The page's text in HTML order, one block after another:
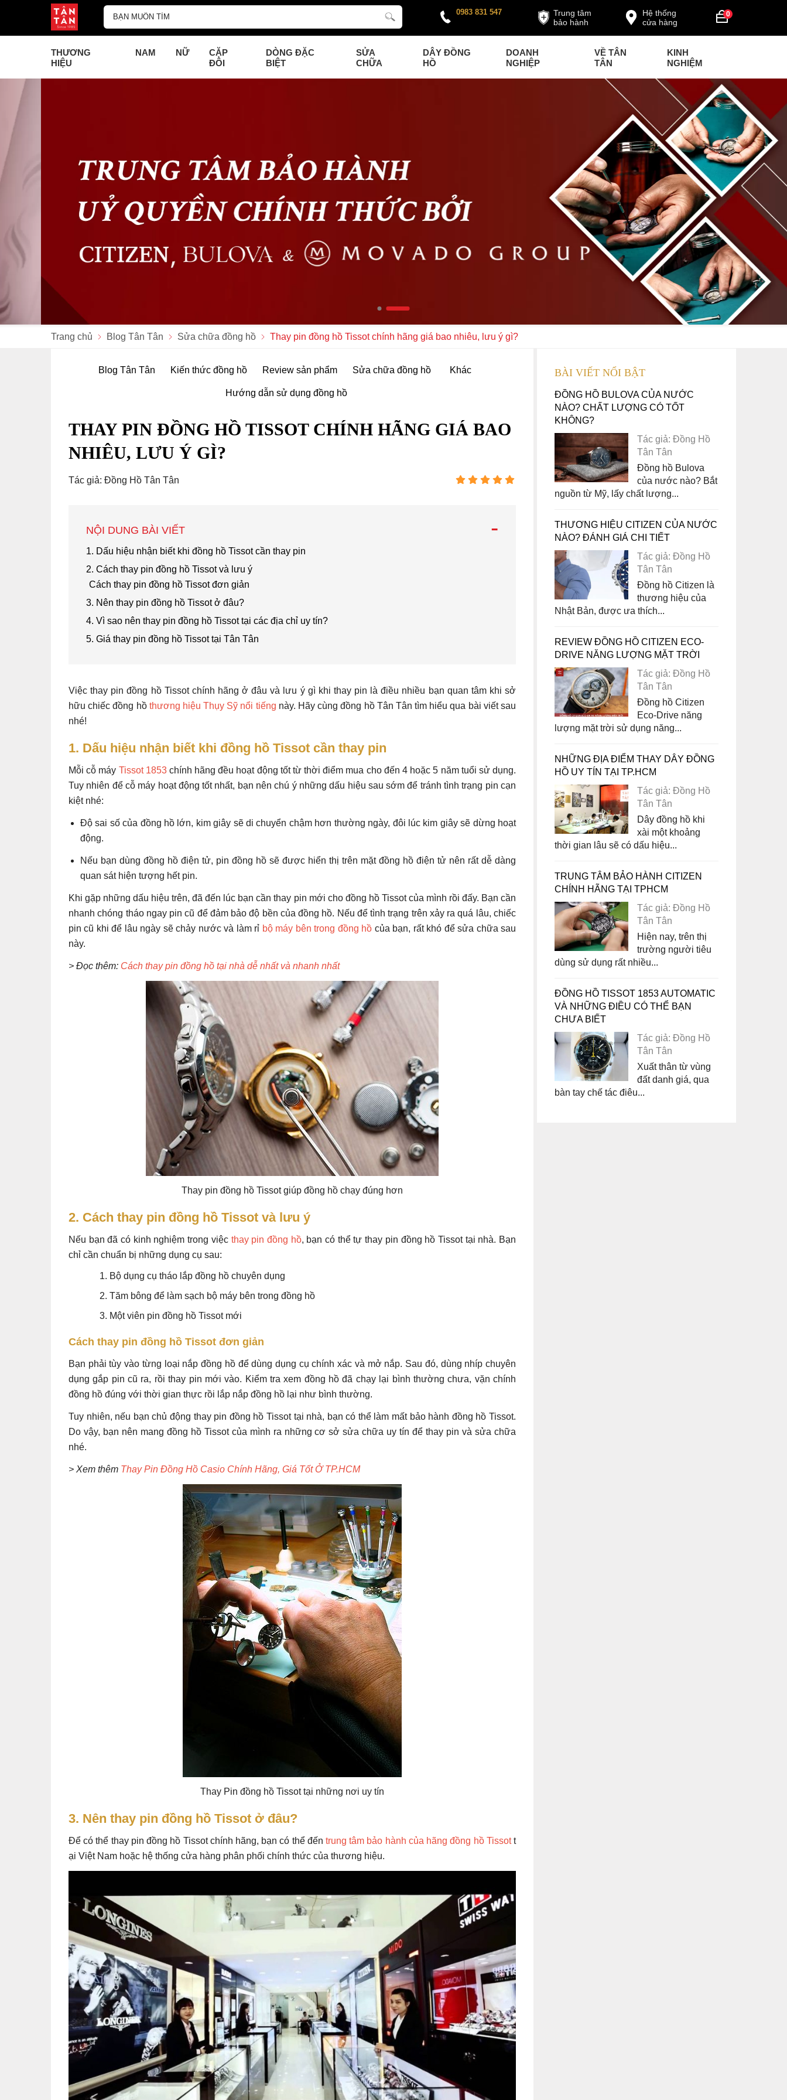
0
Hệ thống
cửa hàng
Trung tâm
bảo hành
0983 831 547
THƯƠNG
HIỆU
NAM NỮ
CẶP
ĐÔI
DÒNG ĐẶC
BIỆT
SỬA
CHỮA
DÂY ĐỒNG
HỒ
DOANH
NGHIỆP
VỀ TÂN
TÂN
KINH
NGHIỆM
Trang chủ Blog Tân Tân Sửa chữa đồng hồ Thay pin đồng hồ Tissot chính hãng giá bao nhiêu, lưu ý gì?
Blog Tân Tân Kiến thức đồng hồ Review sản phẩm Sửa chữa đồng hồ Khác
Hướng dẫn sử dụng đồng hồ
THAY PIN ĐỒNG HỒ TISSOT CHÍNH HÃNG GIÁ BAO
NHIÊU, LƯU Ý GÌ?
Tác giả: Đồng Hồ Tân Tân
-
NỘI DUNG BÀI VIẾT
1. Dấu hiệu nhận biết khi đồng hồ Tissot cần thay pin
2. Cách thay pin đồng hồ Tissot và lưu ý
Cách thay pin đồng hồ Tissot đơn giản
3. Nên thay pin đồng hồ Tissot ở đâu?
4. Vì sao nên thay pin đồng hồ Tissot tại các địa chỉ uy tín?
5. Giá thay pin đồng hồ Tissot tại Tân Tân
Việc thay pin đồng hồ Tissot chính hãng ở đâu và lưu ý gì khi thay pin là điều nhiều bạn quan tâm khi sở
hữu chiếc đồng hồ thương hiệu Thụy Sỹ nổi tiếng này. Hãy cùng đồng hồ Tân Tân tìm hiểu qua bài viết sau
nhé!
1. Dấu hiệu nhận biết khi đồng hồ Tissot cần thay pin
Mỗi cỗ máy Tissot 1853chính hãng đều hoạt động tốt từ thời điểm mua cho đến 4 hoặc 5 năm tuổi sử dụng.
Tuy nhiên để cỗ máy hoạt động tốt nhất, bạn nên chú ý những dấu hiệu sau sớm để tránh tình trạng pin cạn
kiệt nhé:
Độ sai số của đồng hồ lớn, kim giây sẽ di chuyển chậm hơn thường ngày, đôi lúc kim giây sẽ dừng hoạt
động.
Nếu bạn dùng đồng hồ điện tử, pin đồng hồ sẽ được hiển thị trên mặt đồng hồ điện tử nên rất dễ dàng
quan sát hiện tượng hết pin.
Khi gặp những dấu hiệu trên, đã đến lúc bạn cần thay pin mới cho đồng hồ Tissot của mình rồi đấy. Bạn cần
nhanh chóng tháo ngay pin cũ để đảm bảo độ bền của đồng hồ. Nếu để tình trạng trên xảy ra quá lâu, chiếc
pin cũ khi để lâu ngày sẽ chảy nước và làm rỉ bộ máy bên trong đồng hồ của bạn, rất khó để sửa chữa sau
này.
> Đọc thêm: Cách thay pin đồng hồ tại nhà dễ nhất và nhanh nhất
Thay pin đồng hồ Tissot giúp đồng hồ chạy đúng hơn
2. Cách thay pin đồng hồ Tissot và lưu ý
Nếu bạn đã có kinh nghiệm trong việc thay pin đồng hồ, bạn có thể tự thay pin đồng hồ Tissot tại nhà. Bạn
chỉ cần chuẩn bị những dụng cụ sau:
Bộ dụng cụ tháo lắp đồng hồ chuyên dụng
Tăm bông để làm sạch bộ máy bên trong đồng hồ
Một viên pin đồng hồ Tissot mới
Cách thay pin đồng hồ Tissot đơn giản
Bạn phải tùy vào từng loại nắp đồng hồ để dùng dụng cụ chính xác và mở nắp. Sau đó, dùng nhíp chuyên
dụng gắp pin cũ ra, rồi thay pin mới vào. Kiểm tra xem đồng hồ đã chạy lại bình thường chưa, vặn chính
đồng hồ đúng với thời gian thực rồi lắp nắp đồng hồ lại như bình thường.
Tuy nhiên, nếu bạn chủ động thay pin đồng hồ Tissot tại nhà, bạn có thể làm mất bảo hành đồng hồ Tissot.
Do vậy, bạn nên mang đồng hồ Tissot của mình ra những cơ sở sửa chữa uy tín để thay pin và sửa chữa
nhé.
> Xem thêm Thay Pin Đồng Hồ Casio Chính Hãng, Giá Tốt Ở TP.HCM
Thay Pin đồng hồ Tissot tại những nơi uy tín
3. Nên thay pin đồng hồ Tissot ở đâu?
Để có thể thay pin đồng hồ Tissot chính hãng, bạn có thể đếntrung tâm bảo hành của hãng đồng hồ Tissott
ại Việt Nam hoặc hệ thống cửa hàng phân phối chính thức của thương hiệu.
BÀI VIẾT NỔI BẬT
ĐỒNG HỒ BULOVA CỦA NƯỚC
NÀO? CHẤT LƯỢNG CÓ TỐT
KHÔNG?
Tác giả: Đồng Hồ
Tân Tân
Đồng hồ Bulova
của nước nào? Bắt
nguồn từ Mỹ, lấy chất lượng...
THƯƠNG HIỆU CITIZEN CỦA NƯỚC
NÀO? ĐÁNH GIÁ CHI TIẾT
Tác giả: Đồng Hồ
Tân Tân
Đồng hồ Citizen là
thương hiệu của
Nhật Bản, được ưa thích...
REVIEW ĐỒNG HỒ CITIZEN ECO-
DRIVE NĂNG LƯỢNG MẶT TRỜI
Tác giả: Đồng Hồ
Tân Tân
Đồng hồ Citizen
Eco-Drive năng
lượng mặt trời sử dụng năng...
NHỮNG ĐỊA ĐIỂM THAY DÂY ĐỒNG
HỒ UY TÍN TẠI TP.HCM
Tác giả: Đồng Hồ
Tân Tân
Dây đồng hồ khi
xài một khoảng
thời gian lâu sẽ có dấu hiệu...
TRUNG TÂM BẢO HÀNH CITIZEN
CHÍNH HÃNG TẠI TPHCM
Tác giả: Đồng Hồ
Tân Tân
Hiện nay, trên thị
trường người tiêu
dùng sử dụng rất nhiều...
ĐỒNG HỒ TISSOT 1853 AUTOMATIC
VÀ NHỮNG ĐIỀU CÓ THỂ BẠN
CHƯA BIẾT
Tác giả: Đồng Hồ
Tân Tân
Xuất thân từ vùng
đất danh giá, qua
bàn tay chế tác điêu...